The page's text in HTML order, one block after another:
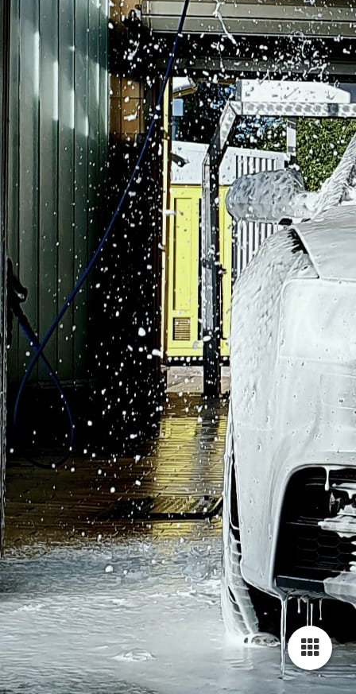
20210817_154715